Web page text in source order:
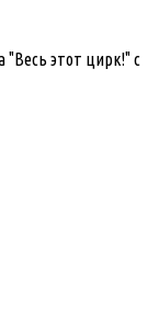
"Весь этот цирк!" с